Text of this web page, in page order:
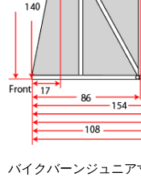
バイクバーンジュニア